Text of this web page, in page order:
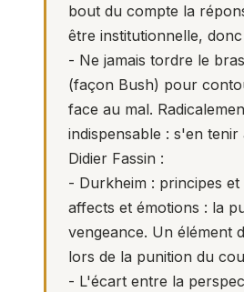
bout du compte la
être institutionnelle,
- Ne jamais tordre le
(façon Bush) pour
face au mal.
indispensable : s'en tenir
Didier Fassin :
- Durkheim : principes
affects et émotions : la
vengeance. Un élément
lors de la punition du
- L'écart entre la